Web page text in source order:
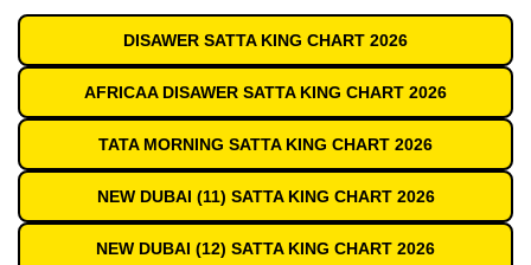
DISAWER SATTA KING CHART 2026
AFRICAA DISAWER SATTA KING CHART 2026
TATA MORNING SATTA KING CHART 2026
NEW DUBAI (11) SATTA KING CHART 2026
NEW DUBAI (12) SATTA KING CHART 2026